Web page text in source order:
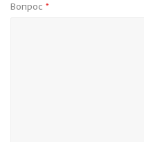
Вопрос *